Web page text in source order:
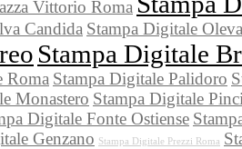
Vittorio Roma
Candida Stampa Digitale
Stampa Digitale
Roma Stampa Digitale Palidoro
Monastero Stampa Digitale
Digitale Fonte Ostiense
Genzano Stampa Digitale Prezzi Roma